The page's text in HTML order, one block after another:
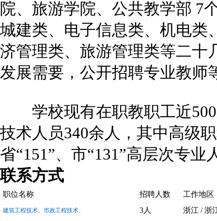
院、旅游学院、公共教学部 7
城建类、电子信息类、机电类
济管理类、旅游管理类等二十
发展需要，公开招聘专业教师
学校现有在职教职工近500
技术人员340余人，其中高级
省“151”、市“131”高层次专业
联系方式
职位名称 招聘人数 工作地区
建筑工程技术、市政工程技术、 3人 浙江 / 浙